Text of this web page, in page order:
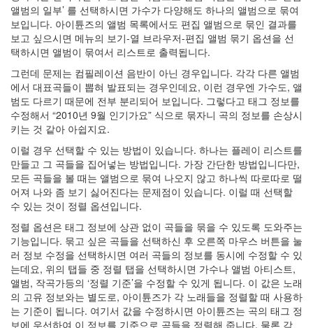
앨범의 일부’ 를 선택하시면 가수가 다양해도 하나의 앨범으로 묶여
보입니다. 아이튠즈의 앨범 목록에서도 편집 앨범으로 묶인 결과를
보고 싶으시면 메뉴의 보기-열 브라우저-편집 앨범 묶기 옵션을 선
택하시면 앨범이 묶여서 리스트로 출력됩니다.
그런데 문제는 컴필레이션 음반이 아닌 경우입니다. 각각 다른 앨범
에서 대표곡들이 뽑혀 발표되는 경우인데요, 이런 경우엔 가수도, 앨
범도 다르기 때문에 전부 분리되어 보입니다. 그렇다고 태그 정보를
수정해서 “2010년 9월 인기가요” 식으로 묶자니 곡의 정보를 손상시
키는 것 같아 아쉽지요.
이럴 경우 선택할 수 있는 방법이 있습니다. 하나는 플레이 리스트를
만들고 그 곡들을 집어넣는 방법입니다. 가장 간단한 방법입니다만,
모든 곡들을 볼 때는 앨범으로 묶여 나오지 않고 하나씩 따로따로 떨
어져 나와 좀 보기 싫어진다는 문제점이 있습니다. 이럴 때 선택할
수 있는 것이 정렬 옵션입니다.
정렬 옵션은 태그 정보에 상관 없이 곡들을 묶을 수 있도록 도와주는
기능입니다. 묶고 싶은 곡들을 선택하신 후 오른쪽 마우스 버튼을 눌
러 정보 수정을 선택하시면 여러 곡들의 정보를 동시에 수정할 수 있
는데요, 위의 탭들 중 정렬 탭을 선택하시면 가수나 앨범 아티스트,
앨범, 작곡가등의 ‘정렬 기준’을 수정할 수 있게 됩니다. 이 값은 노래
의 고유 정보와는 별도로, 아이튠즈가 각 노래들을 정렬할 때 사용하
는 기준이 됩니다. 여기서 값을 수정하시면 아이튠즈는 곡의 태그 정
보에 우선하여 이 정보를 기준으로 곡들을 정렬해 줍니다. 물론 각
심
감
사
블
로
그
정
비
병
치
레
윈
도
우
8
의
사
용
자
인
터
페
이...